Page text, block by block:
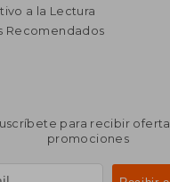
a la Lectura
Recomendados
para recibir
promociones